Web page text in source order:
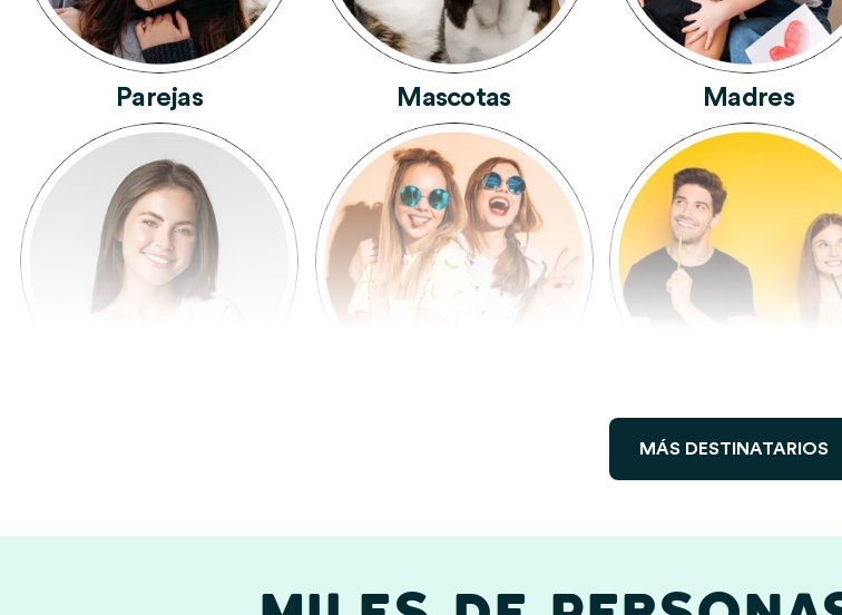
Parejas Mascotas Madres
Hermanos Y
MÁS DESTINATARIOS